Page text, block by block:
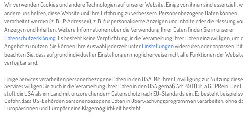
SDR
Wir verwenden Cookies und andere Technologien auf unserer Website. Einige von ihnen sind essenziell,
andere uns helfen, diese Website und Ihre Erfahrung zu verbessern. Personenbezogene Daten können
verarbeitet werden (z. B. IP-Adressen), z. B. für personalisierte Anzeigen und Inhalte oder die Messung
Anzeigen und Inhalten. Weitere Informationen über die Verwendung Ihrer Daten finden Sie in unserer
Datenschutzerklärung Es besteht keine Verpflichtung, in die Verarbeitung Ihrer Daten einzuwilligen, um
Angebot zu nutzen. Sie können Ihre Auswahl jederzeit unterEinstellungenwiderrufen oder anpassen.
beachten Sie, dass aufgrund individueller Einstellungen möglicherweise nicht alle Funktionen der
verfügbar sind.
Einige Services verarbeiten personenbezogene Daten in den USA. Mit Ihrer Einwilligung zur Nutzung
Services willigen Sie auch in die Verarbeitung Ihrer Daten in den USA gemäß Art. 49 (1) lit. a GDPR ein. Der
stuft die USA als ein Land mit unzureichendem Datenschutz nach EU-Standards ein. Es besteht
Gefahr, dass US-Behörden personenbezogene Daten in Überwachungsprogrammen verarbeiten, ohne
Europäerinnen und Europäer eine Klagemöglichkeit besteht.